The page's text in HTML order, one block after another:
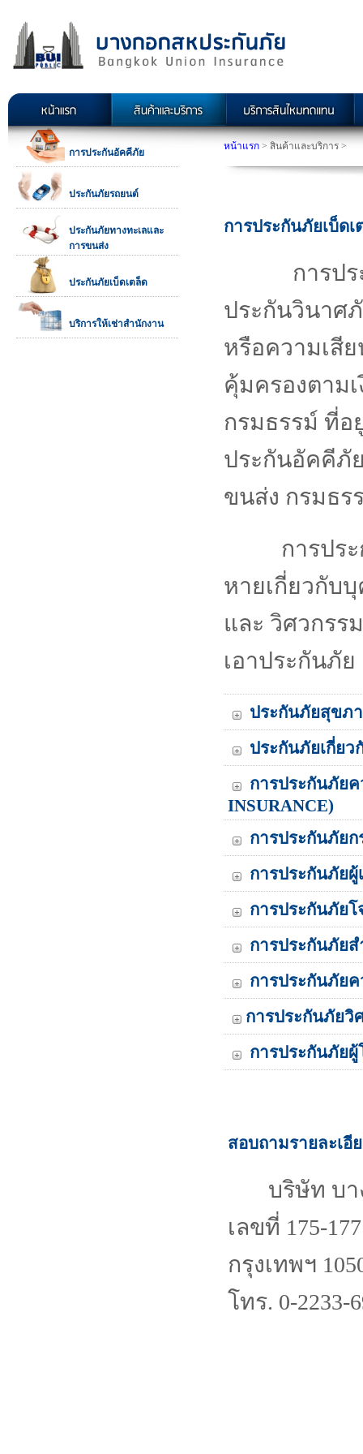
การประกันอัคคีภัย
ประกันภัยรถยนต์
ประกันภัยทางทะเลและ
การขนส่ง
ประกันภัยเบ็ดเตล็ด
บริการให้เช่าสำนักงาน
หน้าแรก > สินค้าและบริการ >
การประกันภัยเบ็ดเ
การปร
ประกันวินาศ
หรือความเสี
คุ้มครองตาม
กรมธรรม์ ที่อ
ประกันอัคคีภั
ขนส่ง กรมธร
การปร
หายเกี่ยวกับ
และ วิศวกรร
เอาประกันภัย
ประกันภัยสุขภา
ประกันภัยเกี่ย
การประกันภัย
INSURANCE)
การประกันภัยก
การประกันภัยผู้
การประกันภัยโ
การประกันภัยสํ
การประกันภัย
การประกันภัยวิ
การประกันภัย
สอบถามรายละเอี
บริษัท บ
เลขที่ 175-
กรุงเทพฯ
โทร. 0-2233-